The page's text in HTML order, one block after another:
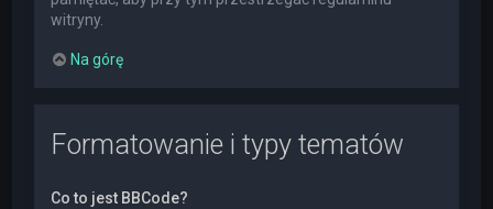
witryny.
Na górę
Formatowanie i typy tematów
Co to jest BBCode?